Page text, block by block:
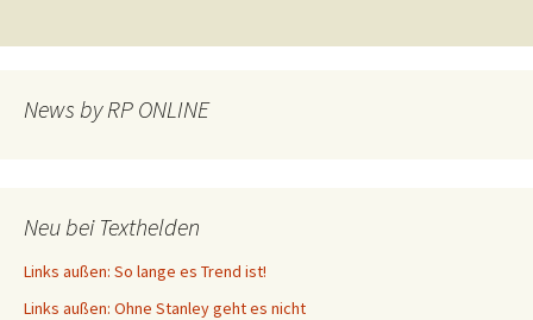
News by RP ONLINE
Neu bei Texthelden
Links außen: So lange es Trend ist!
Links außen: Ohne Stanley geht es nicht